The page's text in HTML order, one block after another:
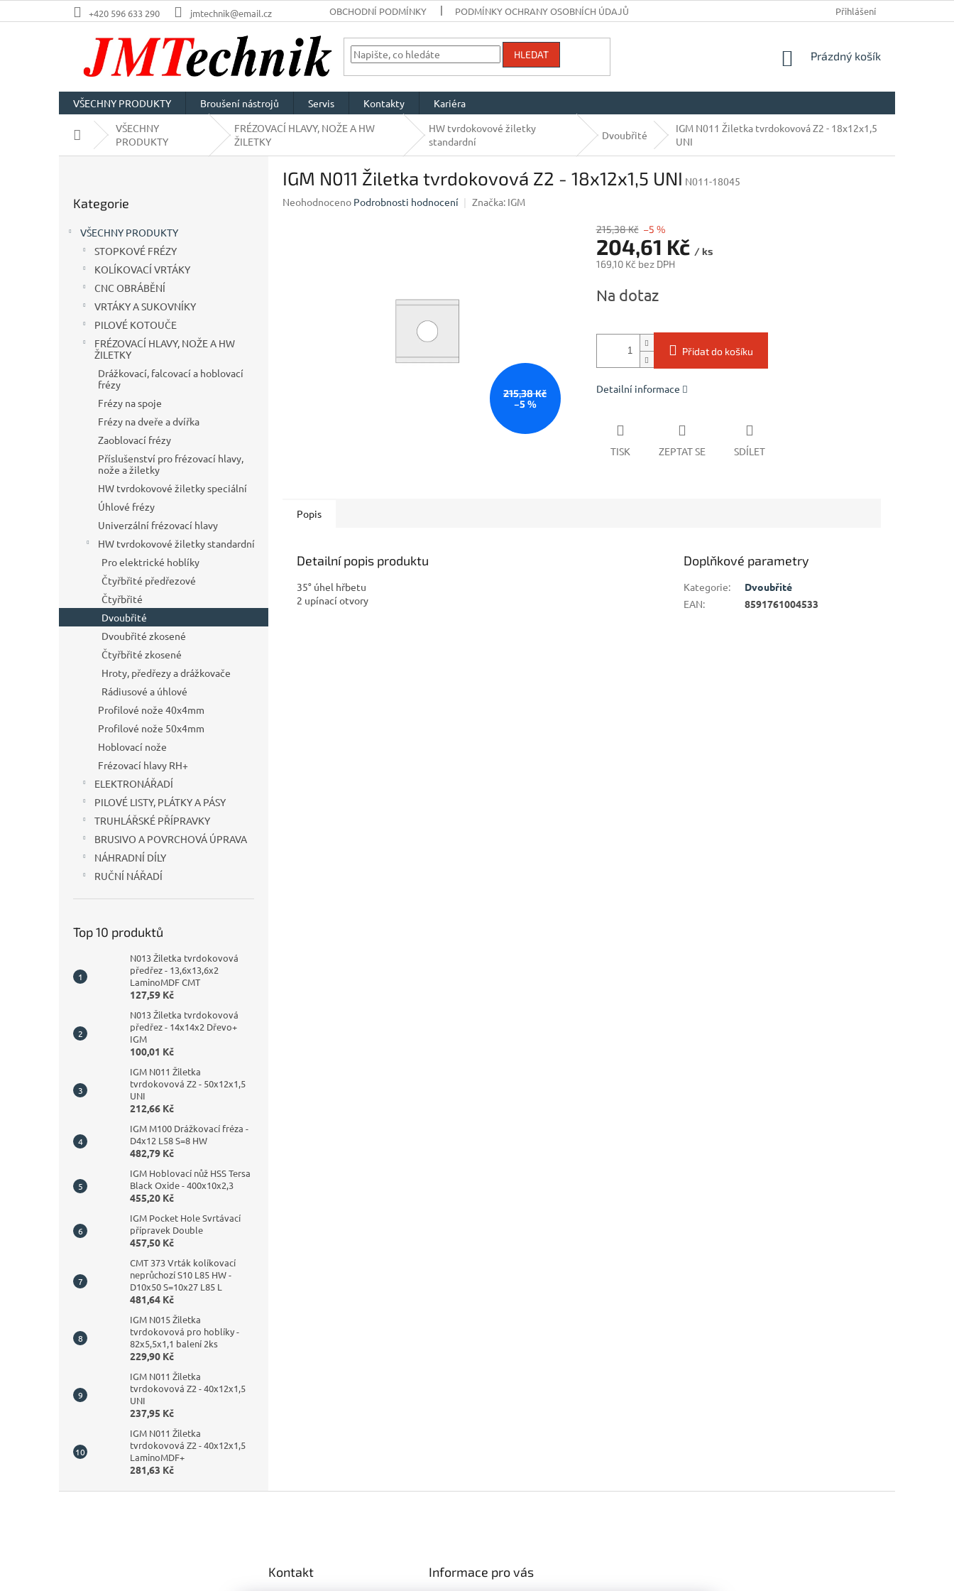
na
+420 596 633 290 jmtechnik@email.cz OBCHODNÍ PODMÍNKY PODMÍNKY OCHRANY OSOBNÍCH ÚDAJŮ Přihlášení
HLEDAT
NÁKUPNÍ
Prázdný košík
VŠECHNY PRODUKTY Broušení nástrojů Servis Kontakty Kariéra
Domů VŠECHNY
PRODUKTY
FRÉZOVACÍ HLAVY, NOŽE A HW
ŽILETKY
HW tvrdokovové žiletky
standardní
Dvoubřité
IGM N011 Žiletka tvrdokovová Z2 - 18x12x1,5
UNI
kategorie
Kategorie
VŠECHNY PRODUKTY
STOPKOVÉ FRÉZY
KOLÍKOVACÍ VRTÁKY
CNC OBRÁBĚNÍ
VRTÁKY A SUKOVNÍKY
PILOVÉ KOTOUČE
FRÉZOVACÍ HLAVY, NOŽE A HW
ŽILETKY
Drážkovací, falcovací a hoblovací
frézy
Frézy na spoje
Frézy na dveře a dvířka
Zaoblovací frézy
Příslušenství pro frézovací hlavy,
nože a žiletky
HW tvrdokovové žiletky speciální
Úhlové frézy
Univerzální frézovací hlavy
HW tvrdokovové žiletky standardní
Pro elektrické hoblíky
Čtyřbřité předřezové
Čtyřbřité
Dvoubřité
Dvoubřité zkosené
Čtyřbřité zkosené
Hroty, předřezy a drážkovače
Rádiusové a úhlové
Profilové nože 40x4mm
Profilové nože 50x4mm
Hoblovací nože
Frézovací hlavy RH+
ELEKTRONÁŘADÍ
PILOVÉ LISTY, PLÁTKY A PÁSY
TRUHLÁŘSKÉ PŘÍPRAVKY
BRUSIVO A POVRCHOVÁ ÚPRAVA
NÁHRADNÍ DÍLY
RUČNÍ NÁŘADÍ
Top 10 produktů
N013 Žiletka tvrdokovová
předřez - 13,6x13,6x2
LaminoMDF CMT
127,59 Kč
N013 Žiletka tvrdokovová
předřez - 14x14x2 Dřevo+
IGM
100,01 Kč
IGM N011 Žiletka
tvrdokovová Z2 - 50x12x1,5
UNI
212,66 Kč
IGM M100 Drážkovací fréza -
D4x12 L58 S=8 HW
482,79 Kč
IGM Hoblovací nůž HSS Tersa
Black Oxide - 400x10x2,3
455,20 Kč
IGM Pocket Hole Svrtávací
přípravek Double
457,50 Kč
CMT 373 Vrták kolíkovací
neprůchozí S10 L85 HW -
D10x50 S=10x27 L85 L
481,64 Kč
IGM N015 Žiletka
tvrdokovová pro hoblíky -
82x5,5x1,1 balení 2ks
229,90 Kč
IGM N011 Žiletka
tvrdokovová Z2 - 40x12x1,5
UNI
237,95 Kč
IGM N011 Žiletka
tvrdokovová Z2 - 40x12x1,5
LaminoMDF+
281,63 Kč
IGM N011 Žiletka tvrdokovová Z2 - 18x12x1,5 UNI N011-18045
Průměrné
Neohodnoceno Podrobnosti hodnocení Značka: IGM
215,38 Kč
–5 %
215,38 Kč –5 %
204,61 Kč / ks
169,10 Kč bez DPH
cena:
Na dotaz
Přidat do košíku
Detailní informace
TISK ZEPTAT SE SDÍLET
Popis
Detailní popis produktu
35° úhel hřbetu
2 upínací otvory
Doplňkové parametry
Kategorie:
Dvoubřité
EAN: 8591761004533
Kontakt Informace pro vás